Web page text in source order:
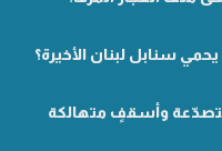
سنابل لبنان الأخيرة؟
متصدّعة وأسقفٍ متهالكة